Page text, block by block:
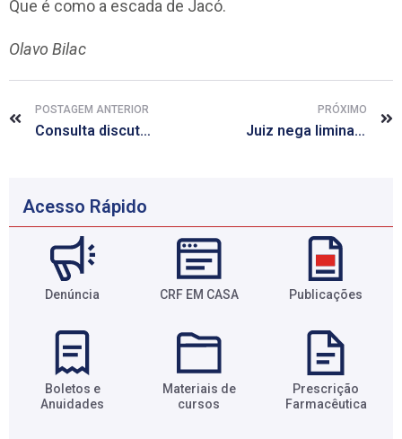
Que é como a escada de Jacó.
Olavo Bilac
POSTAGEM ANTERIOR
Consulta discute regra para farmácia fazer vacinação
PRÓXIMO
Juiz nega liminar a entidade médica contra resoluções do CFF
Acesso Rápido
Denúncia CRF EM CASA Publicações
Boletos e
Anuidades​
Materiais de
cursos​
Prescrição
Farmacêutica​